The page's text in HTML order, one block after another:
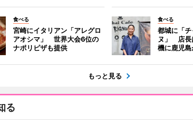
食べる
宮崎にイタリアン「アレグロ
アオシマ」 世界大会6位の
ナポリピザも提供
食べる
都城に「
ヌ」 店長
機に鹿児
もっと見る
る